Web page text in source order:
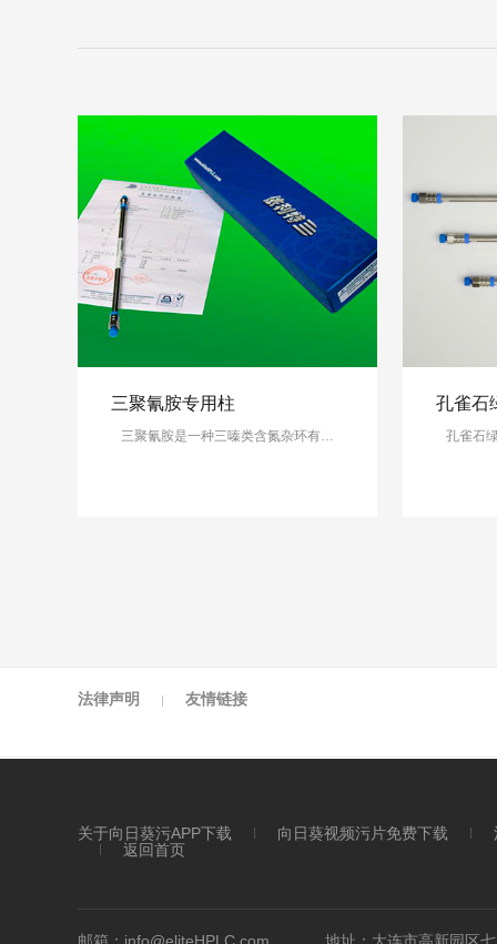
三聚氰胺专用柱
三聚氰胺是一种三嗪类含氮杂环有…
孔雀石
孔雀石
法律声明 友情链接
关于向日葵污APP下载 向日葵视频污片免费下载
返回首页